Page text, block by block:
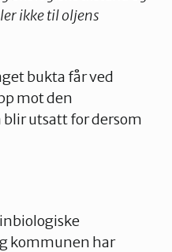
ikke til oljens
bukta får ved
mot den
utsatt for dersom
kommunen har